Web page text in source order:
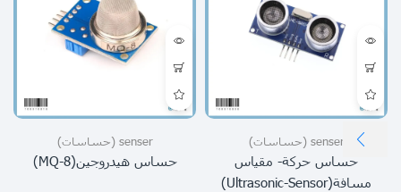
senser (حساسات)
حساس حركة- مقياس
مسافة(ultrasonic-Sensor)
senser (حساسات)
حساس هيدروجين(MQ-8)